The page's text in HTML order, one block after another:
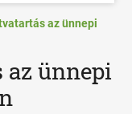
az ünnepi
az ünnepi